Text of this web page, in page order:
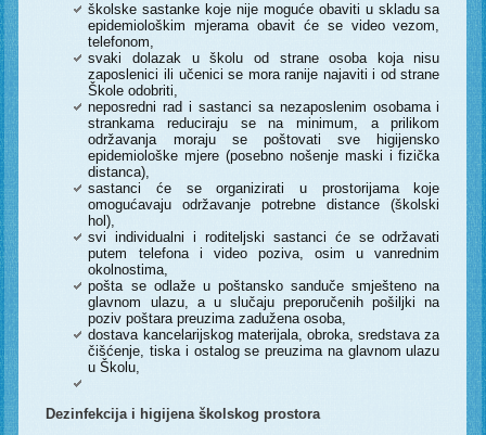
školske sastanke koje nije moguće obaviti u skladu sa
epidemiološkim mjerama obavit će se video vezom,
telefonom,
svaki dolazak u školu od strane osoba koja nisu
zaposlenici ili učenici se mora ranije najaviti i od strane
Škole odobriti,
neposredni rad i sastanci sa nezaposlenim osobama i
strankama reduciraju se na minimum, a prilikom
održavanja moraju se poštovati sve higijensko
epidemiološke mjere (posebno nošenje maski i fizička
distanca),
sastanci će se organizirati u prostorijama koje
omogućavaju održavanje potrebne distance (školski
hol),
svi individualni i roditeljski sastanci će se održavati
putem telefona i video poziva, osim u vanrednim
okolnostima,
pošta se odlaže u poštansko sanduče smješteno na
glavnom ulazu, a u slučaju preporučenih pošiljki na
poziv poštara preuzima zadužena osoba,
dostava kancelarijskog materijala, obroka, sredstava za
čišćenje, tiska i ostalog se preuzima na glavnom ulazu
u Školu,
Dezinfekcija i higijena školskog prostora